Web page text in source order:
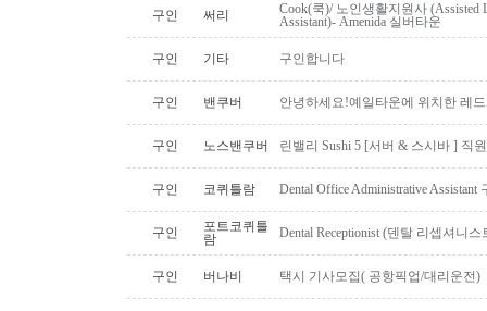
구인 써리
Cook(쿡)/ 노인생활지원사 (Assisted
Assistant)- Amenida 실버타운
구인 기타 구인합니다
구인 밴쿠버 안녕하세요!예일타운에 위치한 레
구인 노스밴쿠버 린밸리 Sushi 5 [서버 & 스시바 ] 직
구인 코퀴틀람 Dental Office Administrative Assistant
구인
포트코퀴틀
람
Dental Receptionist (덴탈 리셉셔니
구인 버나비 택시 기사모집( 공항픽업/대리운전)